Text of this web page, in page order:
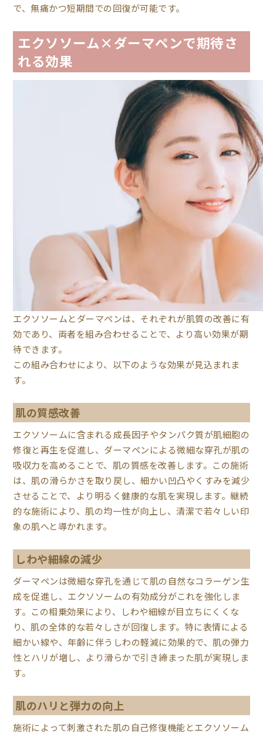
で、無痛かつ短期間での回復が可能です。
エクソソーム×ダーマペンで期待さ
れる効果
エクソソームとダーマペンは、それぞれが肌質の改善に有
効であり、両者を組み合わせることで、より高い効果が期
待できます。
この組み合わせにより、以下のような効果が見込まれま
す。
肌の質感改善
エクソソームに含まれる成長因子やタンパク質が肌細胞の
修復と再生を促進し、ダーマペンによる微細な穿孔が肌の
吸収力を高めることで、肌の質感を改善します。この施術
は、肌の滑らかさを取り戻し、細かい凹凸やくすみを減少
させることで、より明るく健康的な肌を実現します。継続
的な施術により、肌の均一性が向上し、清潔で若々しい印
象の肌へと導かれます。
しわや細線の減少
ダーマペンは微細な穿孔を通じて肌の自然なコラーゲン生
成を促進し、エクソソームの有効成分がこれを強化しま
す。この相乗効果により、しわや細線が目立ちにくくな
り、肌の全体的な若々しさが回復します。特に表情による
細かい線や、年齢に伴うしわの軽減に効果的で、肌の弾力
性とハリが増し、より滑らかで引き締まった肌が実現しま
す。
肌のハリと弾力の向上
施術によって刺激された肌の自己修復機能とエクソソーム